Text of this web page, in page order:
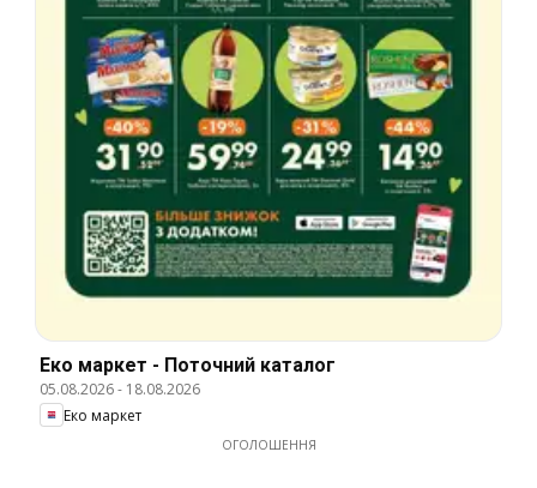
Еко маркет - Поточний каталог
05.08.2026- 18.08.2026
Еко маркет
ОГОЛОШЕННЯ